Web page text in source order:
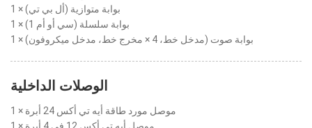
1 × بوابة متوازية (أل بي تي)
1 × بوابة سلسلة (سي أو أم 1)
1 × بوابة صوت (مدخل خط، 4 × مخرج خط، مدخل ميكروفون)
الوصلات الداخلية
1 × موصل مورد طاقة أيه تي أكس 24 أبرة